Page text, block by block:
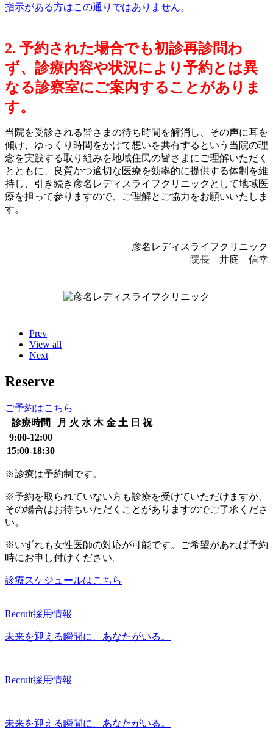
指示がある方はこの通りではありません。
2. 予約された場合でも初診再診問わ
ず、診療内容や状況により予約とは異
なる診察室にご案内することがありま
す。
当院を受診される皆さまの待ち時間を解消し、その声に耳を
傾け、ゆっくり時間をかけて想いを共有するという当院の理
念を実践する取り組みを地域住民の皆さまにご理解いただく
とともに、良質かつ適切な医療を効率的に提供する体制を維
持し、引き続き彦名レディスライフクリニックとして地域医
療を担って参りますので、ご理解とご協力をお願いいたしま
す。
彦名レディスライフクリニック
院長 井庭 信幸
Prev
View all
Next
Reserve
ご予約はこちら
診療時間
月 火 水 木 金 土 日 祝
9:00-12:00
15:00-18:30
※診療は予約制です。
※予約を取られていない方も診療を受けていただけますが、
その場合はお待ちいただくことがありますのでご了承くださ
い。
※いずれも女性医師の対応が可能です。ご希望があれば予約
時にお申し付けください。
診療スケジュールはこちら
Recruit採用情報
未来を迎える瞬間に、あなたがいる。
Recruit採用情報
未来を迎える瞬間に、あなたがいる。